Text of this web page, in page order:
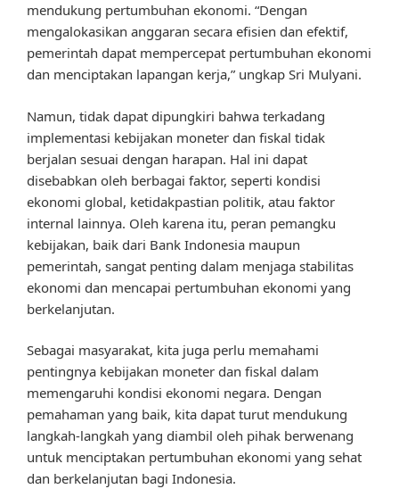
mendukung pertumbuhan ekonomi. “Dengan
mengalokasikan anggaran secara efisien dan efektif,
pemerintah dapat mempercepat pertumbuhan ekonomi
dan menciptakan lapangan kerja,” ungkap Sri Mulyani.
Namun, tidak dapat dipungkiri bahwa terkadang
implementasi kebijakan moneter dan fiskal tidak
berjalan sesuai dengan harapan. Hal ini dapat
disebabkan oleh berbagai faktor, seperti kondisi
ekonomi global, ketidakpastian politik, atau faktor
internal lainnya. Oleh karena itu, peran pemangku
kebijakan, baik dari Bank Indonesia maupun
pemerintah, sangat penting dalam menjaga stabilitas
ekonomi dan mencapai pertumbuhan ekonomi yang
berkelanjutan.
Sebagai masyarakat, kita juga perlu memahami
pentingnya kebijakan moneter dan fiskal dalam
memengaruhi kondisi ekonomi negara. Dengan
pemahaman yang baik, kita dapat turut mendukung
langkah-langkah yang diambil oleh pihak berwenang
untuk menciptakan pertumbuhan ekonomi yang sehat
dan berkelanjutan bagi Indonesia.